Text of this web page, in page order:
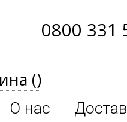
0800 331
()
О нас